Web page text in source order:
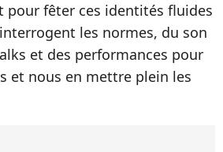
pour fêter ces identités fluides
les normes, du son
et des performances pour
et nous en mettre plein les